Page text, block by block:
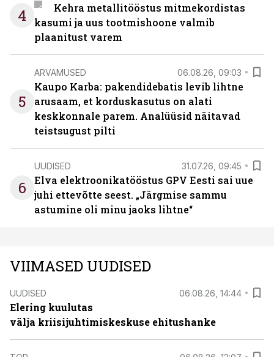
4
Kehra metallitööstus mitmekordistas
kasumi ja uus tootmishoone valmib
plaanitust varem
5
ARVAMUSED 06.08.26, 09:03
Kaupo Karba: pakendidebatis levib lihtne
arusaam, et korduskasutus on alati
keskkonnale parem. Analüüsid näitavad
teistsugust pilti
6
UUDISED 31.07.26, 09:45
Elva elektroonikatööstus GPV Eesti sai uue
juhi ettevõtte seest. „Järgmise sammu
astumine oli minu jaoks lihtne“
VIIMASED UUDISED
UUDISED 06.08.26, 14:44
Elering kuulutas
välja kriisijuhtimiskeskuse ehitushanke